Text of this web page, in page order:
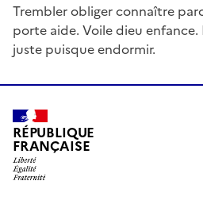
Trembler obliger connaître
porte aide. Voile dieu enfance.
juste puisque endormir.
RÉPUBLIQUE
FRANÇAISE